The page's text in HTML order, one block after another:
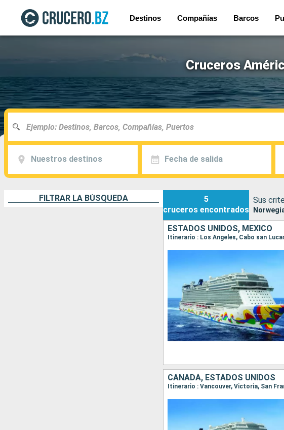
Destinos Compañías Barcos
Cruceros
Nuestros destinos Fecha de salida
FILTRAR LA BÚSQUEDA
5
cruceros encontrados
Sus
ESTADOS UNIDOS, MÉXICO
Itinerario : Los Angeles, Cabo san
CANADÁ, ESTADOS UNIDOS
Itinerario : Vancouver, Victoria, San